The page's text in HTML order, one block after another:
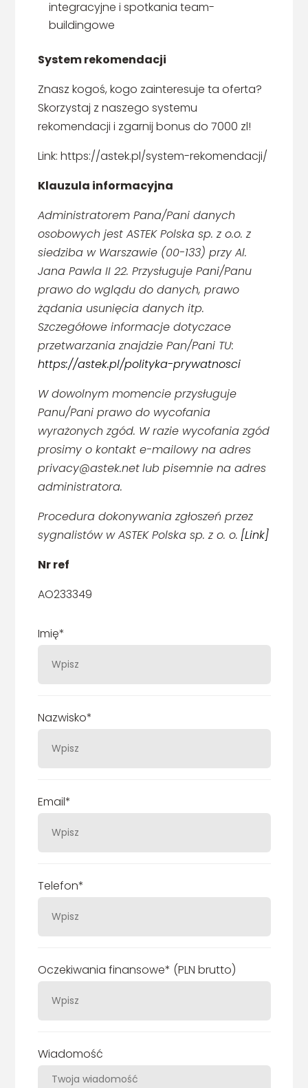
integracyjne i spotkania team-
buildingowe
System rekomendacji
Znasz kogoś, kogo zainteresuje ta oferta?
Skorzystaj z naszego systemu
rekomendacji i zgarnij bonus do 7000 zl!
Link: https://astek.pl/system-rekomendacji/
Klauzula informacyjna
Administratorem Pana/Pani danych
osobowych jest ASTEK Polska sp. z o.o. z
siedziba w Warszawie (00-133) przy Al.
Jana Pawla II 22. Przysługuje Pani/Panu
prawo do wglądu do danych, prawo
żądania usunięcia danych itp.
Szczegółowe informacje dotyczace
przetwarzania znajdzie Pan/Pani TU:
https://astek.pl/polityka-prywatnosci
W dowolnym momencie przysługuje
Panu/Pani prawo do wycofania
wyrażonych zgód. W razie wycofania zgód
prosimy o kontakt e-mailowy na adres
privacy@astek.netlub pisemnie na adres
administratora.
Procedura dokonywania zgłoszeń przez
sygnalistów w ASTEK Polska sp. z o. o. [Link]
Nr ref
AO233349
Imię*
Nazwisko*
Email*
Telefon*
Oczekiwania finansowe* (PLN brutto)
Wiadomość